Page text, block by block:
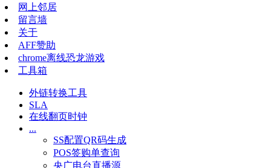
网上邻居
留言墙
关于
AFF赞助
chrome离线恐龙游戏
工具箱
外链转换工具
SLA
在线翻页时钟
...
SS配置QR码生成
POS签购单查询
央广电台直播源